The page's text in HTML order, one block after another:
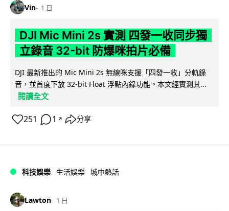
Vin 1 日
DJI Mic Mini 2s 實測 四發一收同步獨
立錄音 32-bit 防爆咪拍片必備
DJI 最新推出的 Mic Mini 2s 無線咪支援「四發一收」分軌錄
音，並首度下放 32-bit Float 浮點內錄功能。本文經實測其...
閱讀全文
251 1 ↗ 分享
科技娛樂 生活娛樂 城中熱話
Lawton 1 日